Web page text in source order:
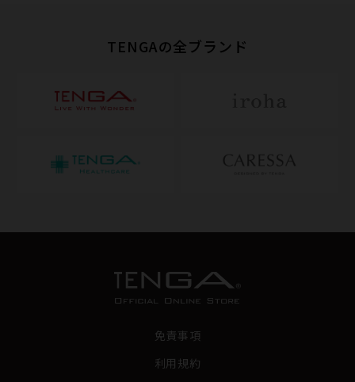
TENGAの全ブランド
免責事項
利用規約